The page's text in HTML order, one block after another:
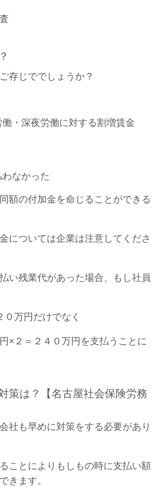
存じででしょうか？
・深夜労働に対する割増賃金
なかった
額の付加金を命じることができる
については企業は注意してくださ
い残業代があった場合、もし社員
０万円だけでなく
×２＝２４０万円を支払うことに
策は？【名古屋社会保険労務
社も早めに対策をする必要があり
ことによりもしもの時に支払い額
きます。